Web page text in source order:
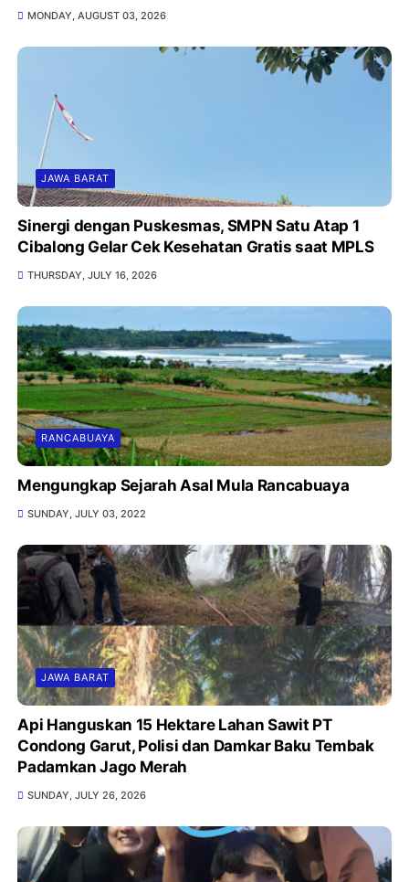
MONDAY, AUGUST 03, 2026
JAWA BARAT
Sinergi dengan Puskesmas, SMPN Satu Atap 1
Cibalong Gelar Cek Kesehatan Gratis saat MPLS
THURSDAY, JULY 16, 2026
RANCABUAYA
Mengungkap Sejarah Asal Mula Rancabuaya
SUNDAY, JULY 03, 2022
JAWA BARAT
Api Hanguskan 15 Hektare Lahan Sawit PT
Condong Garut, Polisi dan Damkar Baku Tembak
Padamkan Jago Merah
SUNDAY, JULY 26, 2026